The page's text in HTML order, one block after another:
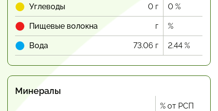
Углеводы 0 г 0 %
Пищевые волокна г %
Вода 73.06 г 2.44 %
Минералы
% от РСП